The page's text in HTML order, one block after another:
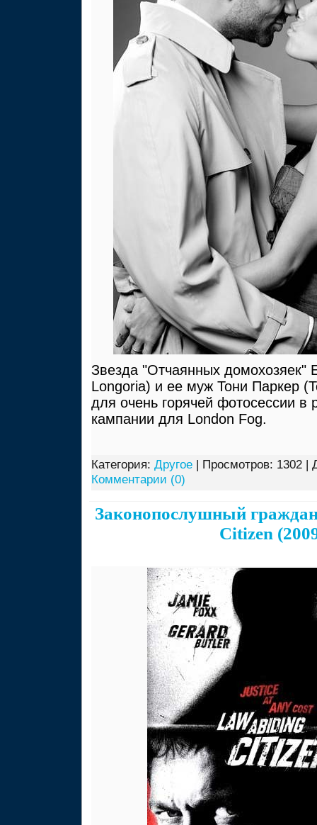
Звезда "Отчаянных домохозяек"
Longoria) и ее муж Тони Паркер
для очень горячей фотосессии в
кампании для London Fog.
Категория: Другое| Просмотров: 1302 |
Комментарии (0)
Законопослушный
Citizen